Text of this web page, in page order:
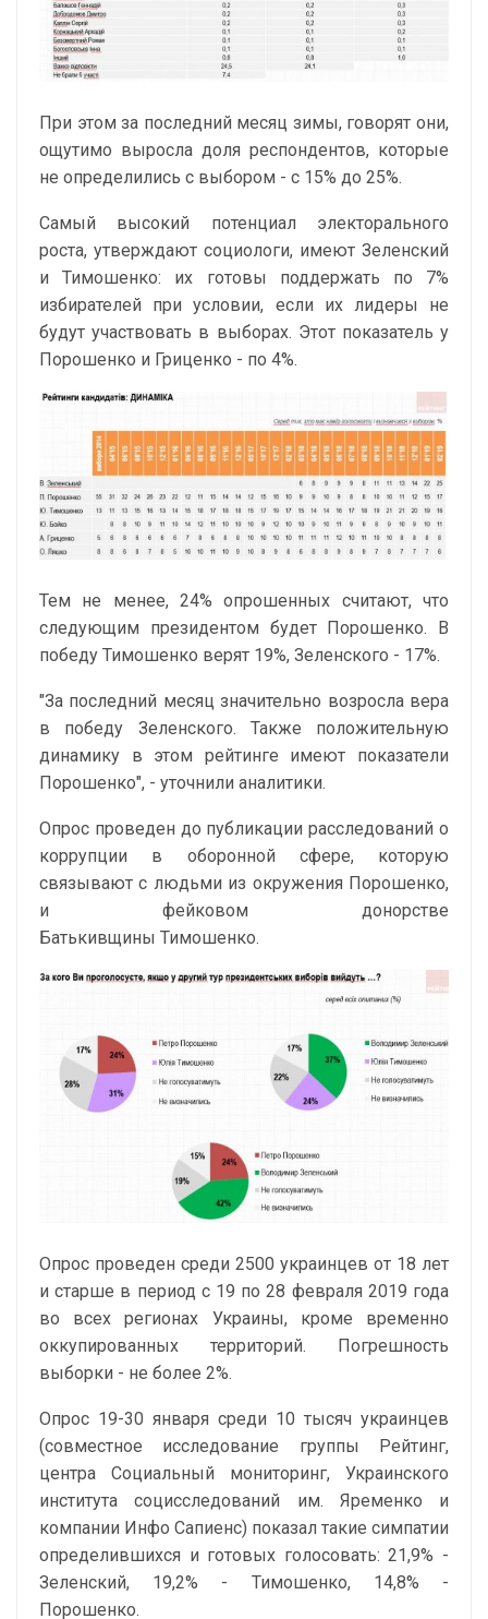
При этом за последний месяц зимы, говорят они,
ощутимо выросла доля респондентов, которые
не определились с выбором - с 15% до 25%.
Самый высокий потенциал электорального
роста, утверждают социологи, имеют Зеленский
и Тимошенко: их готовы поддержать по 7%
избирателей при условии, если их лидеры не
будут участвовать в выборах. Этот показатель у
Порошенко и Гриценко - по 4%.
Тем не менее, 24% опрошенных считают, что
следующим президентом будет Порошенко. В
победу Тимошенко верят 19%, Зеленского - 17%.
"За последний месяц значительно возросла вера
в победу Зеленского. Также положительную
динамику в этом рейтинге имеют показатели
Порошенко", - уточнили аналитики.
Опрос проведен до публикации расследований о
коррупции в оборонной сфере, которую
связывают с людьми из окружения Порошенко,
и фейковом донорстве
Батькивщины Тимошенко.
Опрос проведен среди 2500 украинцев от 18 лет
и старше в период с 19 по 28 февраля 2019 года
во всех регионах Украины, кроме временно
оккупированных территорий. Погрешность
выборки - не более 2%.
Опрос 19-30 января среди 10 тысяч украинцев
(совместное исследование группы Рейтинг,
центра Социальный мониторинг, Украинского
института социсследований им. Яременко и
компании Инфо Сапиенс) показал такие симпатии
определившихся и готовых голосовать: 21,9% -
Зеленский, 19,2% - Тимошенко, 14,8% -
Порошенко.